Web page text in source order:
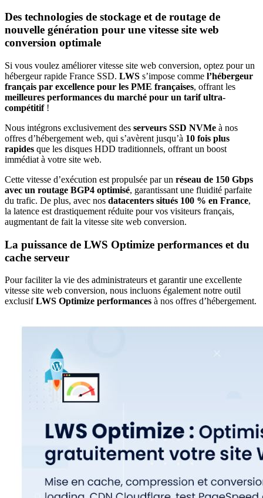
Des technologies de stockage et de routage de
nouvelle génération pour une vitesse site web
conversion optimale
Si vous voulez améliorer vitesse site web conversion, optez pour un
hébergeur rapide France SSD. LWS s’impose comme l’hébergeur
français par excellence pour les PME françaises, offrant les
meilleures performances du marché pour un tarif ultra-
compétitif!
Nous intégrons exclusivement des serveurs SSD NVMe à nos
offres d’hébergement web, qui s’avèrent jusqu’à 10 fois plus
rapides que les disques HDD traditionnels, offrant un boost
immédiat à votre site web.
Cette vitesse d’exécution est propulsée par un réseau de 150 Gbps
avec un routage BGP4 optimisé, garantissant une fluidité parfaite
du trafic. De plus, avec nos datacenters situés 100 % en France,
la latence est drastiquement réduite pour vos visiteurs français,
augmentant de fait la vitesse site web conversion.
La puissance de LWS Optimize performances et du
cache serveur
Pour faciliter la vie des administrateurs et garantir une excellente
vitesse site web conversion, nous incluons également notre outil
exclusifLWS Optimize performances à nos offres d’hébergement.